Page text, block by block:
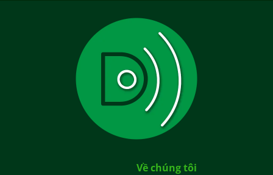
Về chúng tôi